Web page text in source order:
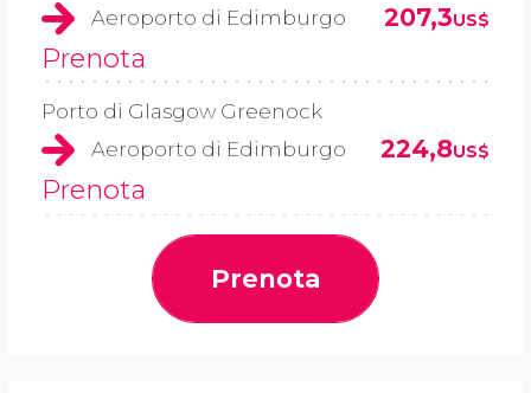
Aeroporto di Edimburgo
207,3US$
Prenota
Porto di Glasgow Greenock
Aeroporto di Edimburgo
224,8US$
Prenota
Prenota